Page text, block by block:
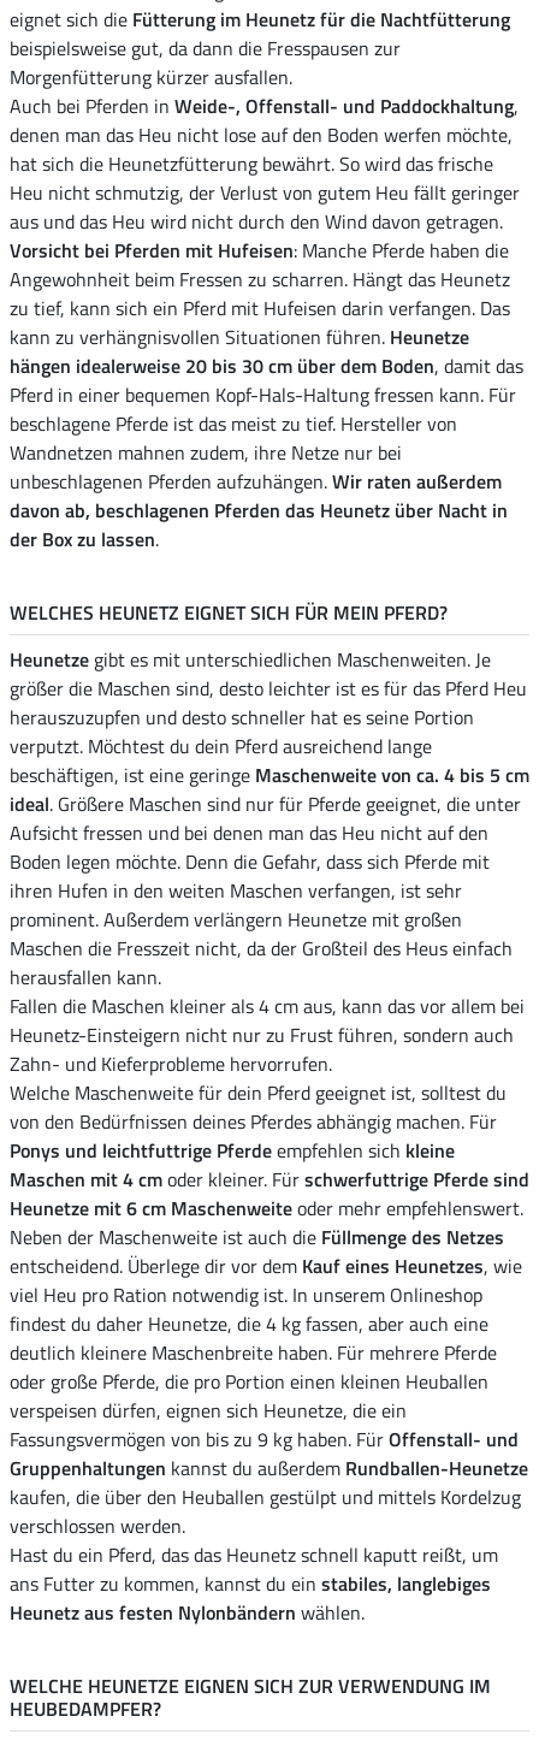
eignet sich die Fütterung im Heunetz für die Nachtfütterung
beispielsweise gut, da dann die Fresspausen zur
Morgenfütterung kürzer ausfallen.
Auch bei Pferden in Weide-, Offenstall- und Paddockhaltung,
denen man das Heu nicht lose auf den Boden werfen möchte,
hat sich die Heunetzfütterung bewährt. So wird das frische
Heu nicht schmutzig, der Verlust von gutem Heu fällt geringer
aus und das Heu wird nicht durch den Wind davon getragen.
Vorsicht bei Pferden mit Hufeisen: Manche Pferde haben die
Angewohnheit beim Fressen zu scharren. Hängt das Heunetz
zu tief, kann sich ein Pferd mit Hufeisen darin verfangen. Das
kann zu verhängnisvollen Situationen führen. Heunetze
hängen idealerweise 20 bis 30 cm über dem Boden, damit das
Pferd in einer bequemen Kopf-Hals-Haltung fressen kann. Für
beschlagene Pferde ist das meist zu tief. Hersteller von
Wandnetzen mahnen zudem, ihre Netze nur bei
unbeschlagenen Pferden aufzuhängen.Wir raten außerdem
davon ab, beschlagenen Pferden das Heunetz über Nacht in
der Box zu lassen.
WELCHES HEUNETZ EIGNET SICH FÜR MEIN PFERD?
Heunetze gibt es mit unterschiedlichen Maschenweiten. Je
größer die Maschen sind, desto leichter ist es für das Pferd Heu
herauszuzupfen und desto schneller hat es seine Portion
verputzt. Möchtest du dein Pferd ausreichend lange
beschäftigen, ist eine geringe Maschenweite von ca. 4 bis 5 cm
ideal. Größere Maschen sind nur für Pferde geeignet, die unter
Aufsicht fressen und bei denen man das Heu nicht auf den
Boden legen möchte. Denn die Gefahr, dass sich Pferde mit
ihren Hufen in den weiten Maschen verfangen, ist sehr
prominent. Außerdem verlängern Heunetze mit großen
Maschen die Fresszeit nicht, da der Großteil des Heus einfach
herausfallen kann.
Fallen die Maschen kleiner als 4 cm aus, kann das vor allem bei
Heunetz-Einsteigern nicht nur zu Frust führen, sondern auch
Zahn- und Kieferprobleme hervorrufen.
Welche Maschenweite für dein Pferd geeignet ist, solltest du
von den Bedürfnissen deines Pferdes abhängig machen. Für
Ponys und leichtfuttrige Pferdeempfehlen sich kleine
Maschen mit 4 cmoder kleiner. Fürschwerfuttrige Pferde sind
Heunetze mit 6 cm Maschenweiteoder mehr empfehlenswert.
Neben der Maschenweite ist auch die Füllmenge des Netzes
entscheidend. Überlege dir vor dem Kauf eines Heunetzes, wie
viel Heu pro Ration notwendig ist. In unserem Onlineshop
findest du daher Heunetze, die 4 kg fassen, aber auch eine
deutlich kleinere Maschenbreite haben. Für mehrere Pferde
oder große Pferde, die pro Portion einen kleinen Heuballen
verspeisen dürfen, eignen sich Heunetze, die ein
Fassungsvermögen von bis zu 9 kg haben. FürOffenstall- und
Gruppenhaltungen kannst du außerdem Rundballen-Heunetze
kaufen, die über den Heuballen gestülpt und mittels Kordelzug
verschlossen werden.
Hast du ein Pferd, das das Heunetz schnell kaputt reißt, um
ans Futter zu kommen, kannst du ein stabiles, langlebiges
Heunetz aus festen Nylonbändern wählen.
WELCHE HEUNETZE EIGNEN SICH ZUR VERWENDUNG IM
HEUBEDAMPFER?